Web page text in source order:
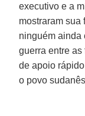
executivo e a
mostraram sua
ninguém ainda
guerra entre
de apoio
o povo